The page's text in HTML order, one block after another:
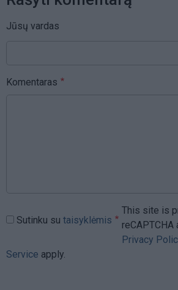
Jūsų vardas
Komentaras
Sutinku su taisyklėmis
This site is
reCAPTCHA
Privacy
Service apply.